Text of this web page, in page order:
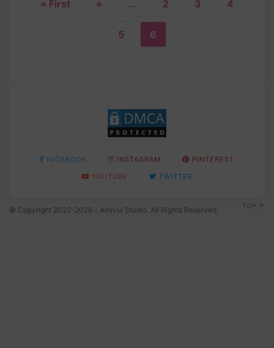
« First « ... 2 3 4
5 6
FACEBOOK INSTAGRAM
PINTEREST
YOUTUBE
TWITTER
© Copyright 2022-2026 - Amivui Studio. All Rights Reserved. TOP